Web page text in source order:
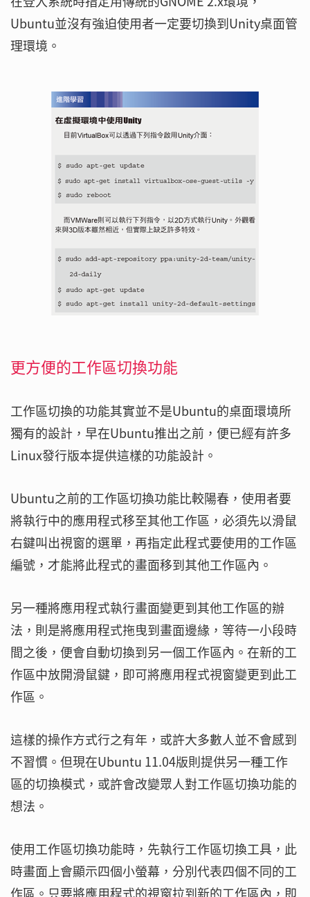
Ubuntu並沒有強迫使用者一定要切換到Unity桌面管
理環境。
更方便的工作區切換功能
工作區切換的功能其實並不是Ubuntu的桌面環境所
獨有的設計，早在Ubuntu推出之前，便已經有許多
Linux發行版本提供這樣的功能設計。
Ubuntu之前的工作區切換功能比較陽春，使用者要
將執行中的應用程式移至其他工作區，必須先以滑鼠
右鍵叫出視窗的選單，再指定此程式要使用的工作區
編號，才能將此程式的畫面移到其他工作區內。
另一種將應用程式執行畫面變更到其他工作區的辦
法，則是將應用程式拖曳到畫面邊緣，等待一小段時
間之後，便會自動切換到另一個工作區內。在新的工
作區中放開滑鼠鍵，即可將應用程式視窗變更到此工
作區。
這樣的操作方式行之有年，或許大多數人並不會感到
不習慣。但現在Ubuntu 11.04版則提供另一種工作
區的切換模式，或許會改變眾人對工作區切換功能的
想法。
使用工作區切換功能時，先執行工作區切換工具，此
時畫面上會顯示四個小螢幕，分別代表四個不同的工
作區。只要將應用程式的視窗拉到新的工作區內，即